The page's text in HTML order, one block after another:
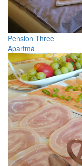
Pension Three
Apartmá